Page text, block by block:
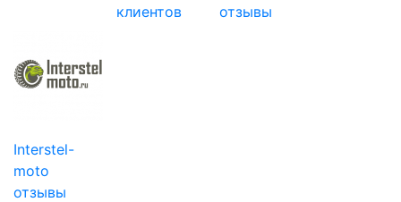
клиентов
отзывы
Interstel-
moto
отзывы